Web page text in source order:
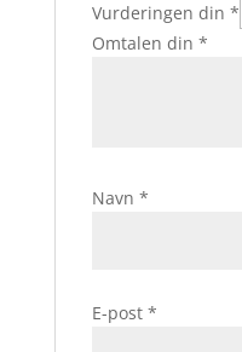
Vurderingen din *
Omtalen din *
Navn *
E-post *